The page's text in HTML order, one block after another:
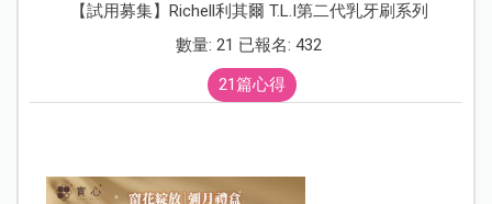
【試用募集】Richell利其爾 T.L.I第二代乳牙刷系列
數量: 21 已報名: 432
21篇心得